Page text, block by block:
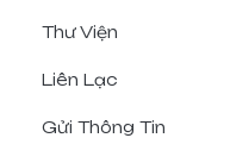
Thư Viện
Liên Lạc
Gửi Thông Tin